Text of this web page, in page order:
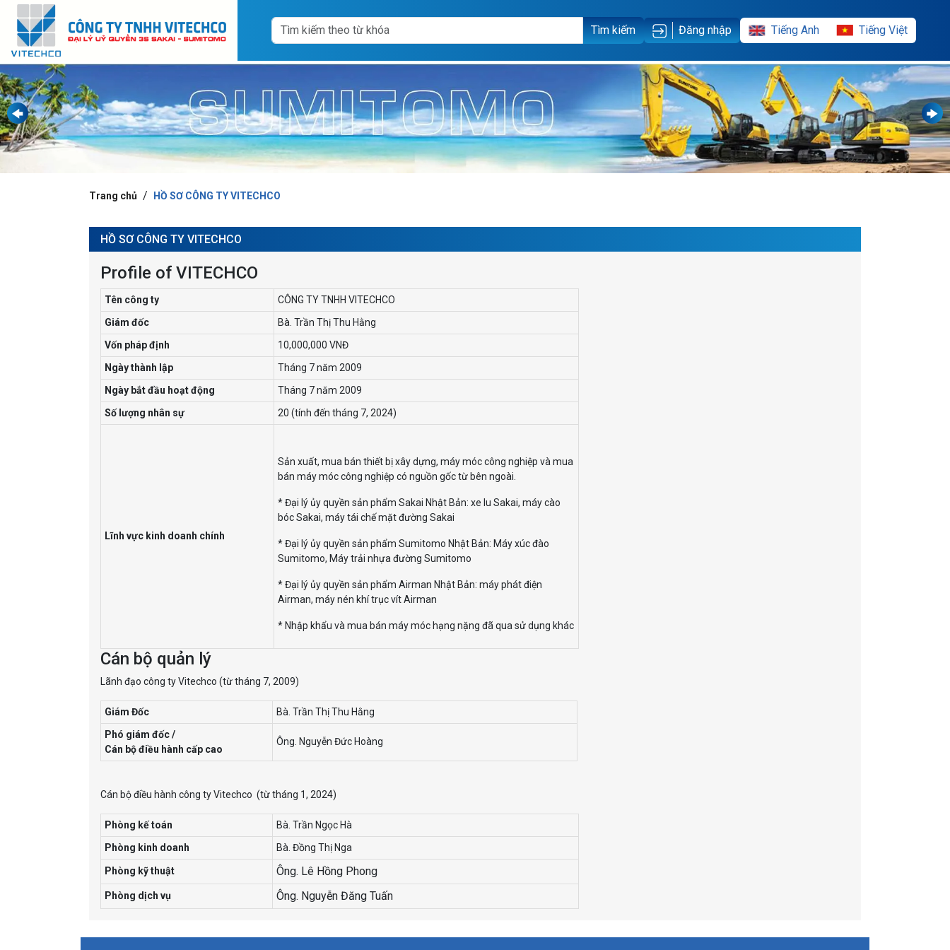
Tìm kiếm Đăng nhập Tiếng Anh Tiếng Việt
Trang chủ HỒ SƠ CÔNG TY VITECHCO
HỒ SƠ CÔNG TY VITECHCO
Profile of VITECHCO
Tên công ty
CÔNG TY TNHH VITECHCO
Giám đốc
Bà. Trần Thị Thu Hằng
Vốn pháp định
10,000,000 VNĐ
Ngày thành lập
Tháng 7 năm 2009
Ngày bắt đầu hoạt động
Tháng 7 năm 2009
Số lượng nhân sự
20 (tính đến tháng 7, 2024)
Lĩnh vực kinh doanh chính
Sản xuất, mua bán thiết bị xây dựng, máy móc công nghiệp và mua
bán máy móc công nghiệp có nguồn gốc từ bên ngoài.
* Đại lý ủy quyền sản phẩm Sakai Nhật Bản: xe lu Sakai, máy cào
bóc Sakai, máy tái chế mặt đường Sakai
* Đại lý ủy quyền sản phẩm Sumitomo Nhật Bản: Máy xúc đào
Sumitomo, Máy trải nhựa đường Sumitomo
* Đại lý ủy quyền sản phẩm Airman Nhật Bản: máy phát điện
Airman, máy nén khí trục vít Airman
* Nhập khẩu và mua bán máy móc hạng nặng đã qua sử dụng khác
Cán bộ quản lý
Lãnh đạo công ty Vitechco (từ tháng 7, 2009)
Giám Đốc
Bà. Trần Thị Thu Hằng
Phó giám đốc /
Cán bộ điều hành cấp cao
Ông. Nguyễn Đức Hoàng
Cán bộ điều hành công ty Vitechco (từ tháng 1, 2024)
Phòng kế toán
Bà. Trần Ngọc Hà
Phòng kinh doanh
Bà. Đồng Thị Nga
Phòng kỹ thuật Ông. Lê Hồng Phong
Phòng dịch vụ Ông. Nguyễn Đăng Tuấn